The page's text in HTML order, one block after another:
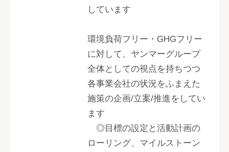
しています
環境負荷フリー・GHGフリー
に対して、ヤンマーグループ
全体としての視点を持ちつつ
各事業会社の状況をふまえた
施策の企画/立案/推進をしてい
ます
◎目標の設定と活動計画の
ローリング、マイルストーン